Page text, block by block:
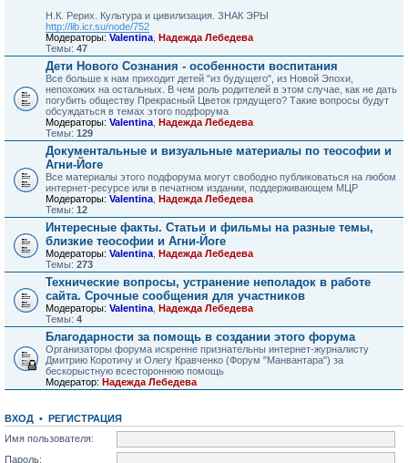
Н.К. Рерих. Культура и цивилизация. ЗНАК ЭРЫ
http://lib.icr.su/node/752
Модераторы: Valentina Надежда Лебедева
Темы: 47
Дети Нового Сознания - особенности воспитания
Все больше к нам приходит детей "из будущего", из Новой Эпохи,
непохожих на остальных. В чем роль родителей в этом случае, как не дать
погубить обществу Прекрасный Цветок грядущего? Такие вопросы будут
обсуждаться в темах этого подфорума
Модераторы: Valentina Надежда Лебедева
Темы: 129
Документальные и визуальные материалы по теософии и
Агни-Йоге
Все материалы этого подфорума могут свободно публиковаться на любом
интернет-ресурсе или в печатном издании, поддерживающем МЦР
Модераторы: Valentina Надежда Лебедева
Темы: 12
Интересные факты. Статьи и фильмы на разные темы,
близкие теософии и Агни-Йоге
Модераторы: Valentina Надежда Лебедева
Темы: 273
Технические вопросы, устранение неполадок в работе
сайта. Срочные сообщения для участников
Модераторы: Valentina Надежда Лебедева
Темы: 4
Благодарности за помощь в создании этого форума
Организаторы форума искренне признательны интернет-журналисту
Дмитрию Коротичу и Олегу Кравченко (Форум "Манвантара") за
бескорыстную всестороннюю помощь
Модератор: Надежда Лебедева
ВХОД • РЕГИСТРАЦИЯ
Имя пользователя:
Пароль: